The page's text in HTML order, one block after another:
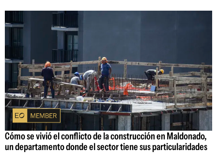
Cómo se vivió el conflicto de la construcción en Maldonado,
un departamento donde el sector tiene sus particularidades